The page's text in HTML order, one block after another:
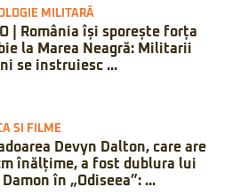
MILITARĂ
| România își sporește forța
la Marea Neagră: Militarii
se instruiesc ...
SI FILME
Devyn Dalton, care are
înălțime, a fost dublura lui
în „Odiseea”: ...